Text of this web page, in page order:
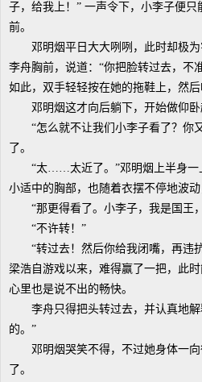
子，给我上！” 一声令下，小李子便
前。
邓明烟平日大大咧咧，此时却极为
李舟胸前，说道：“你把脸转过去，不
如此，双手轻轻按在她的拖鞋上，然后
邓明烟这才向后躺下，开始做仰卧
“怎么就不让我们小李子看了？你
了。
“太……太近了。”邓明烟上半身一
小适中的胸部，也随着衣摆不停地波动
“那更得看了。小李子，我是国王
“不许转！”
“转过去！然后你给我闭嘴，再违
梁浩自游戏以来，难得赢了一把，此
心里也是说不出的畅快。
李舟只得把头转过去，并认真地解
的。”
邓明烟哭笑不得，不过她身体一向
了。